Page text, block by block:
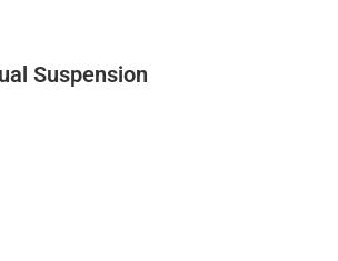
Suspension